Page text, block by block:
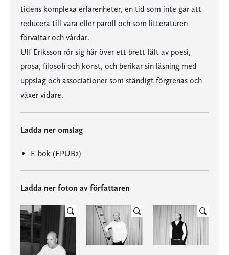
tidens komplexa erfarenheter, en tid som inte går att
reducera till vara eller paroll och som litteraturen
förvaltar och vårdar.
Ulf Eriksson rör sig här över ett brett fält av poesi,
prosa, filosofi och konst, och berikar sin läsning med
uppslag och associationer som ständigt förgrenas och
växer vidare.
Ladda ner omslag
E-bok (EPUB2)
Ladda ner foton av författaren